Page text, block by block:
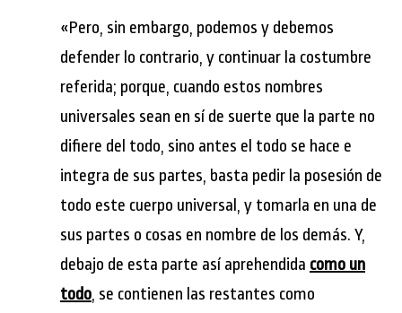
«Pero, sin embargo, podemos y debemos
defender lo contrario, y continuar la costumbre
referida; porque, cuando estos nombres
universales sean en sí de suerte que la parte no
difiere del todo, sino antes el todo se hace e
integra de sus partes, basta pedir la posesión de
todo este cuerpo universal, y tomarla en una de
sus partes o cosas en nombre de los demás. Y,
debajo de esta parte así aprehendida como un
todo, se contienen las restantes como